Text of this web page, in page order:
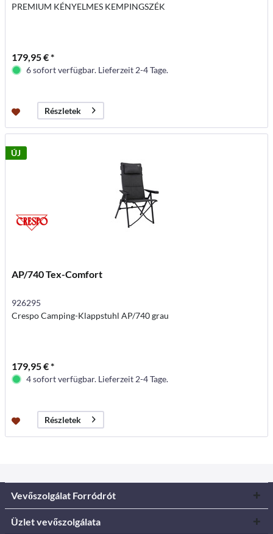
PREMIUM KÉNYELMES KEMPINGSZÉK
179,95 € *
6 sofort verfügbar. Lieferzeit 2-4 Tage.
Részletek
ÚJ
AP/740 Tex-Comfort
926295
Crespo Camping-Klappstuhl AP/740 grau
179,95 € *
4 sofort verfügbar. Lieferzeit 2-4 Tage.
Részletek
Vevőszolgálat Forródrót
Üzlet vevőszolgálata